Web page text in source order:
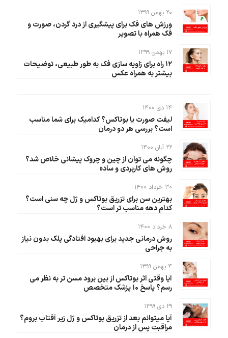
۲۰ بهمن ۱۳۹۹
ورزش های فک برای پیشگیری از درد گردن، صورت و
فک همراه با تصویر
۱۷ بهمن ۱۳۹۹
۱۲ راه برای زاویه سازی فک به طور طبیعی، توضیحات
بیشتر به همراه عکس
۱۴ دی ۱۴۰۰
لیفت صورت یا بوتاکس؟ کدامیک برای شما مناسب
است؟ بررسی هر دو درمان
۲۲ آبان ۱۴۰۰
چگونه می توان از چین و چروک پیشانی خلاص شد؟
روش های کاربردی و ساده
۳۰ خرداد ۱۴۰۰
بهترین سن برای تزریق بوتاکس و ژل چه سنی است؟
کدام دهه مناسب تر است؟
۸ خرداد ۱۴۰۰
روش درمانی جدید برای بهبود افتادگی پلک بدون نیاز
به جراحی
۴ بهمن ۱۳۹۹
آیا وقتی اثر بوتاکس از بین برود مسن تر به نظر می
رسم؟ پاسخ ۱۰ پزشک متخصص
۲۹ دی ۱۳۹۹
آیا میتوانم بعد از تزریق بوتاکس و ژل زیر آفتاب بروم؟
مراقبت پس از درمان‌